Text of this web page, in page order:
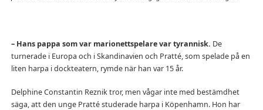
– Hans pappa som var marionettspelare var tyrannisk. De
turnerade i Europa och i Skandinavien och Pratté, som spelade på en
liten harpa i dockteatern, rymde när han var 15 år.
Delphine Constantin Reznik tror, men vågar inte med bestämdhet
säga, att den unge Pratté studerade harpa i Köpenhamn. Hon har